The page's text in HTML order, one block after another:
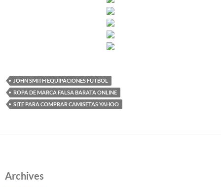
JOHN SMITH EQUIPACIONES FUTBOL
ROPA DE MARCA FALSA BARATA ONLINE
SITE PARA COMPRAR CAMISETAS YAHOO
Archives